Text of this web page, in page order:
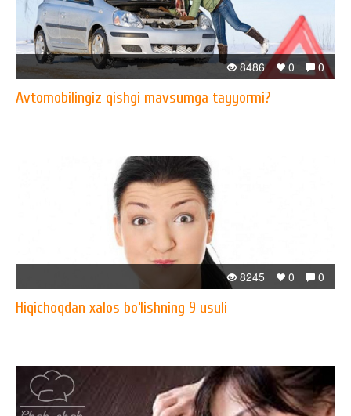
0
0
8486
Avtomobilingiz qishgi mavsumga tayyormi?
0
0
8245
Hiqichoqdan xalos bo‘lishning 9 usuli